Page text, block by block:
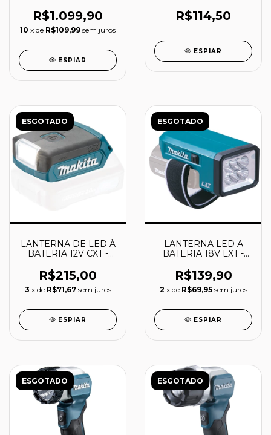
R$1.099,90
10 x de R$109,99 sem juros
ESPIAR
GM00001714 -
MAKITA
R$114,50
ESPIAR
ESGOTADO
LANTERNA DE LED À
BATERIA 12V CXT -
R$215,00
3 x de R$71,67 sem juros
ESPIAR
ESGOTADO
LANTERNA LED A
BATERIA 18V LXT -
R$139,90
2 x de R$69,95 sem juros
ESPIAR
ESGOTADO ESGOTADO